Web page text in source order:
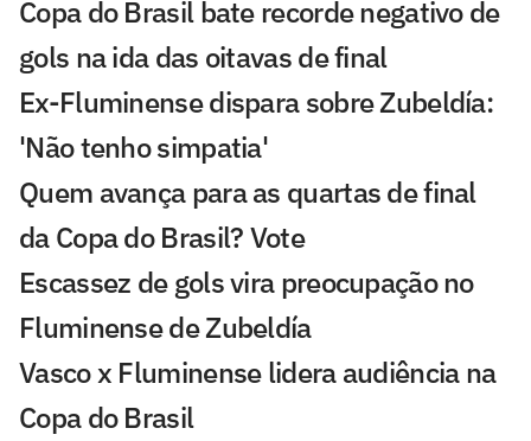
Copa do Brasil bate recorde negativo de
gols na ida das oitavas de final
Ex-Fluminense dispara sobre Zubeldía:
'Não tenho simpatia'
Quem avança para as quartas de final
da Copa do Brasil? Vote
Escassez de gols vira preocupação no
Fluminense de Zubeldía
Vasco x Fluminense lidera audiência na
Copa do Brasil